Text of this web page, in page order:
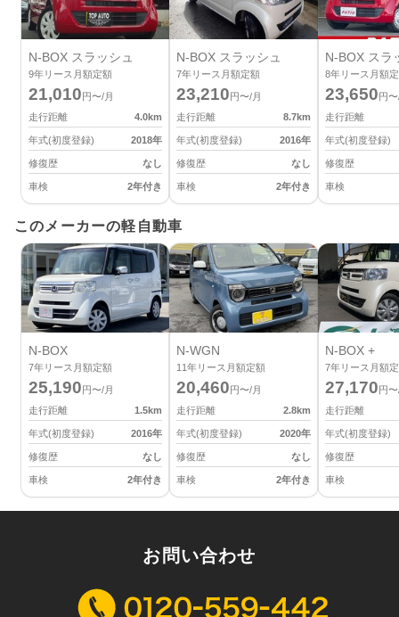
N-BOX スラッシュ
9年リース月額定額
21,010円〜/月
走行距離
4.0km
年式(初度登録) 2018年
修復歴 なし
車検 2年付き
N-BOX スラッシュ
7年リース月額定額
23,210円〜/月
走行距離
8.7km
年式(初度登録) 2016年
修復歴 なし
車検 2年付き
N-BOX スラ
8年リース月額
23,650円
走行距離
年式(初度登録)
修復歴
車検
このメーカーの軽自動車
N-BOX
7年リース月額定額
25,190円〜/月
走行距離
1.5km
年式(初度登録) 2016年
修復歴 なし
車検 2年付き
N-WGN
11年リース月額定額
20,460円〜/月
走行距離
2.8km
年式(初度登録) 2020年
修復歴 なし
車検 2年付き
N-BOX +
7年リース月額
27,170円
走行距離
年式(初度登録)
修復歴
車検
お問い合わせ